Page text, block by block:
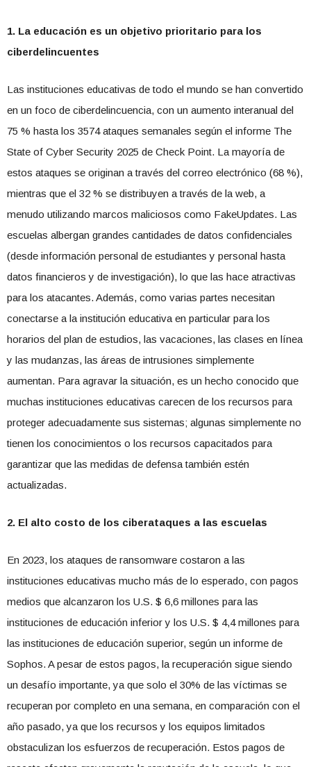
1. La educación es un objetivo prioritario para los
ciberdelincuentes
Las instituciones educativas de todo el mundo se han convertido
en un foco de ciberdelincuencia, con un aumento interanual del
75 % hasta los 3574 ataques semanales según el informe The
State of Cyber Security 2025 de Check Point. La mayoría de
estos ataques se originan a través del correo electrónico (68 %),
mientras que el 32 % se distribuyen a través de la web, a
menudo utilizando marcos maliciosos como FakeUpdates. Las
escuelas albergan grandes cantidades de datos confidenciales
(desde información personal de estudiantes y personal hasta
datos financieros y de investigación), lo que las hace atractivas
para los atacantes. Además, como varias partes necesitan
conectarse a la institución educativa en particular para los
horarios del plan de estudios, las vacaciones, las clases en línea
y las mudanzas, las áreas de intrusiones simplemente
aumentan. Para agravar la situación, es un hecho conocido que
muchas instituciones educativas carecen de los recursos para
proteger adecuadamente sus sistemas; algunas simplemente no
tienen los conocimientos o los recursos capacitados para
garantizar que las medidas de defensa también estén
actualizadas.
2. El alto costo de los ciberataques a las escuelas
En 2023, los ataques de ransomware costaron a las
instituciones educativas mucho más de lo esperado, con pagos
medios que alcanzaron los U.S. $ 6,6 millones para las
instituciones de educación inferior y los U.S. $ 4,4 millones para
las instituciones de educación superior, según un informe de
Sophos. A pesar de estos pagos, la recuperación sigue siendo
un desafío importante, ya que solo el 30% de las víctimas se
recuperan por completo en una semana, en comparación con el
año pasado, ya que los recursos y los equipos limitados
obstaculizan los esfuerzos de recuperación. Estos pagos de